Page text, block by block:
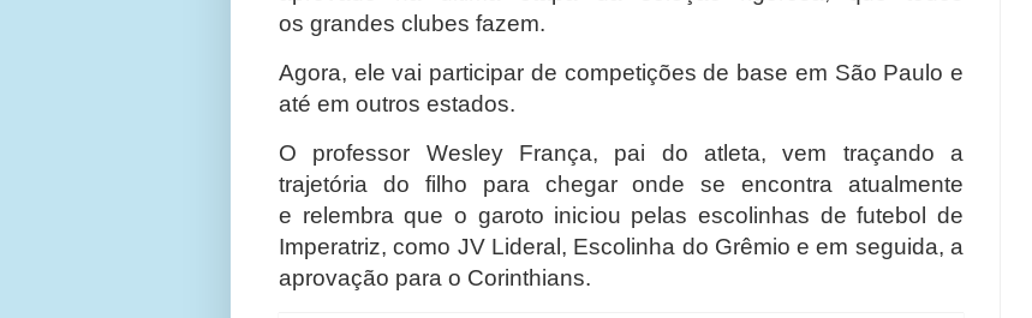
os grandes clubes fazem.
Agora, ele vai participar de competições de base em São Paulo e
até em outros estados.
O professor Wesley França, pai do atleta, vem traçando a
trajetória do filho para chegar onde se encontra atualmente
e relembra que o garoto iniciou pelas escolinhas de futebol de
Imperatriz, como JV Lideral, Escolinha do Grêmio e em seguida, a
aprovação para o Corinthians.